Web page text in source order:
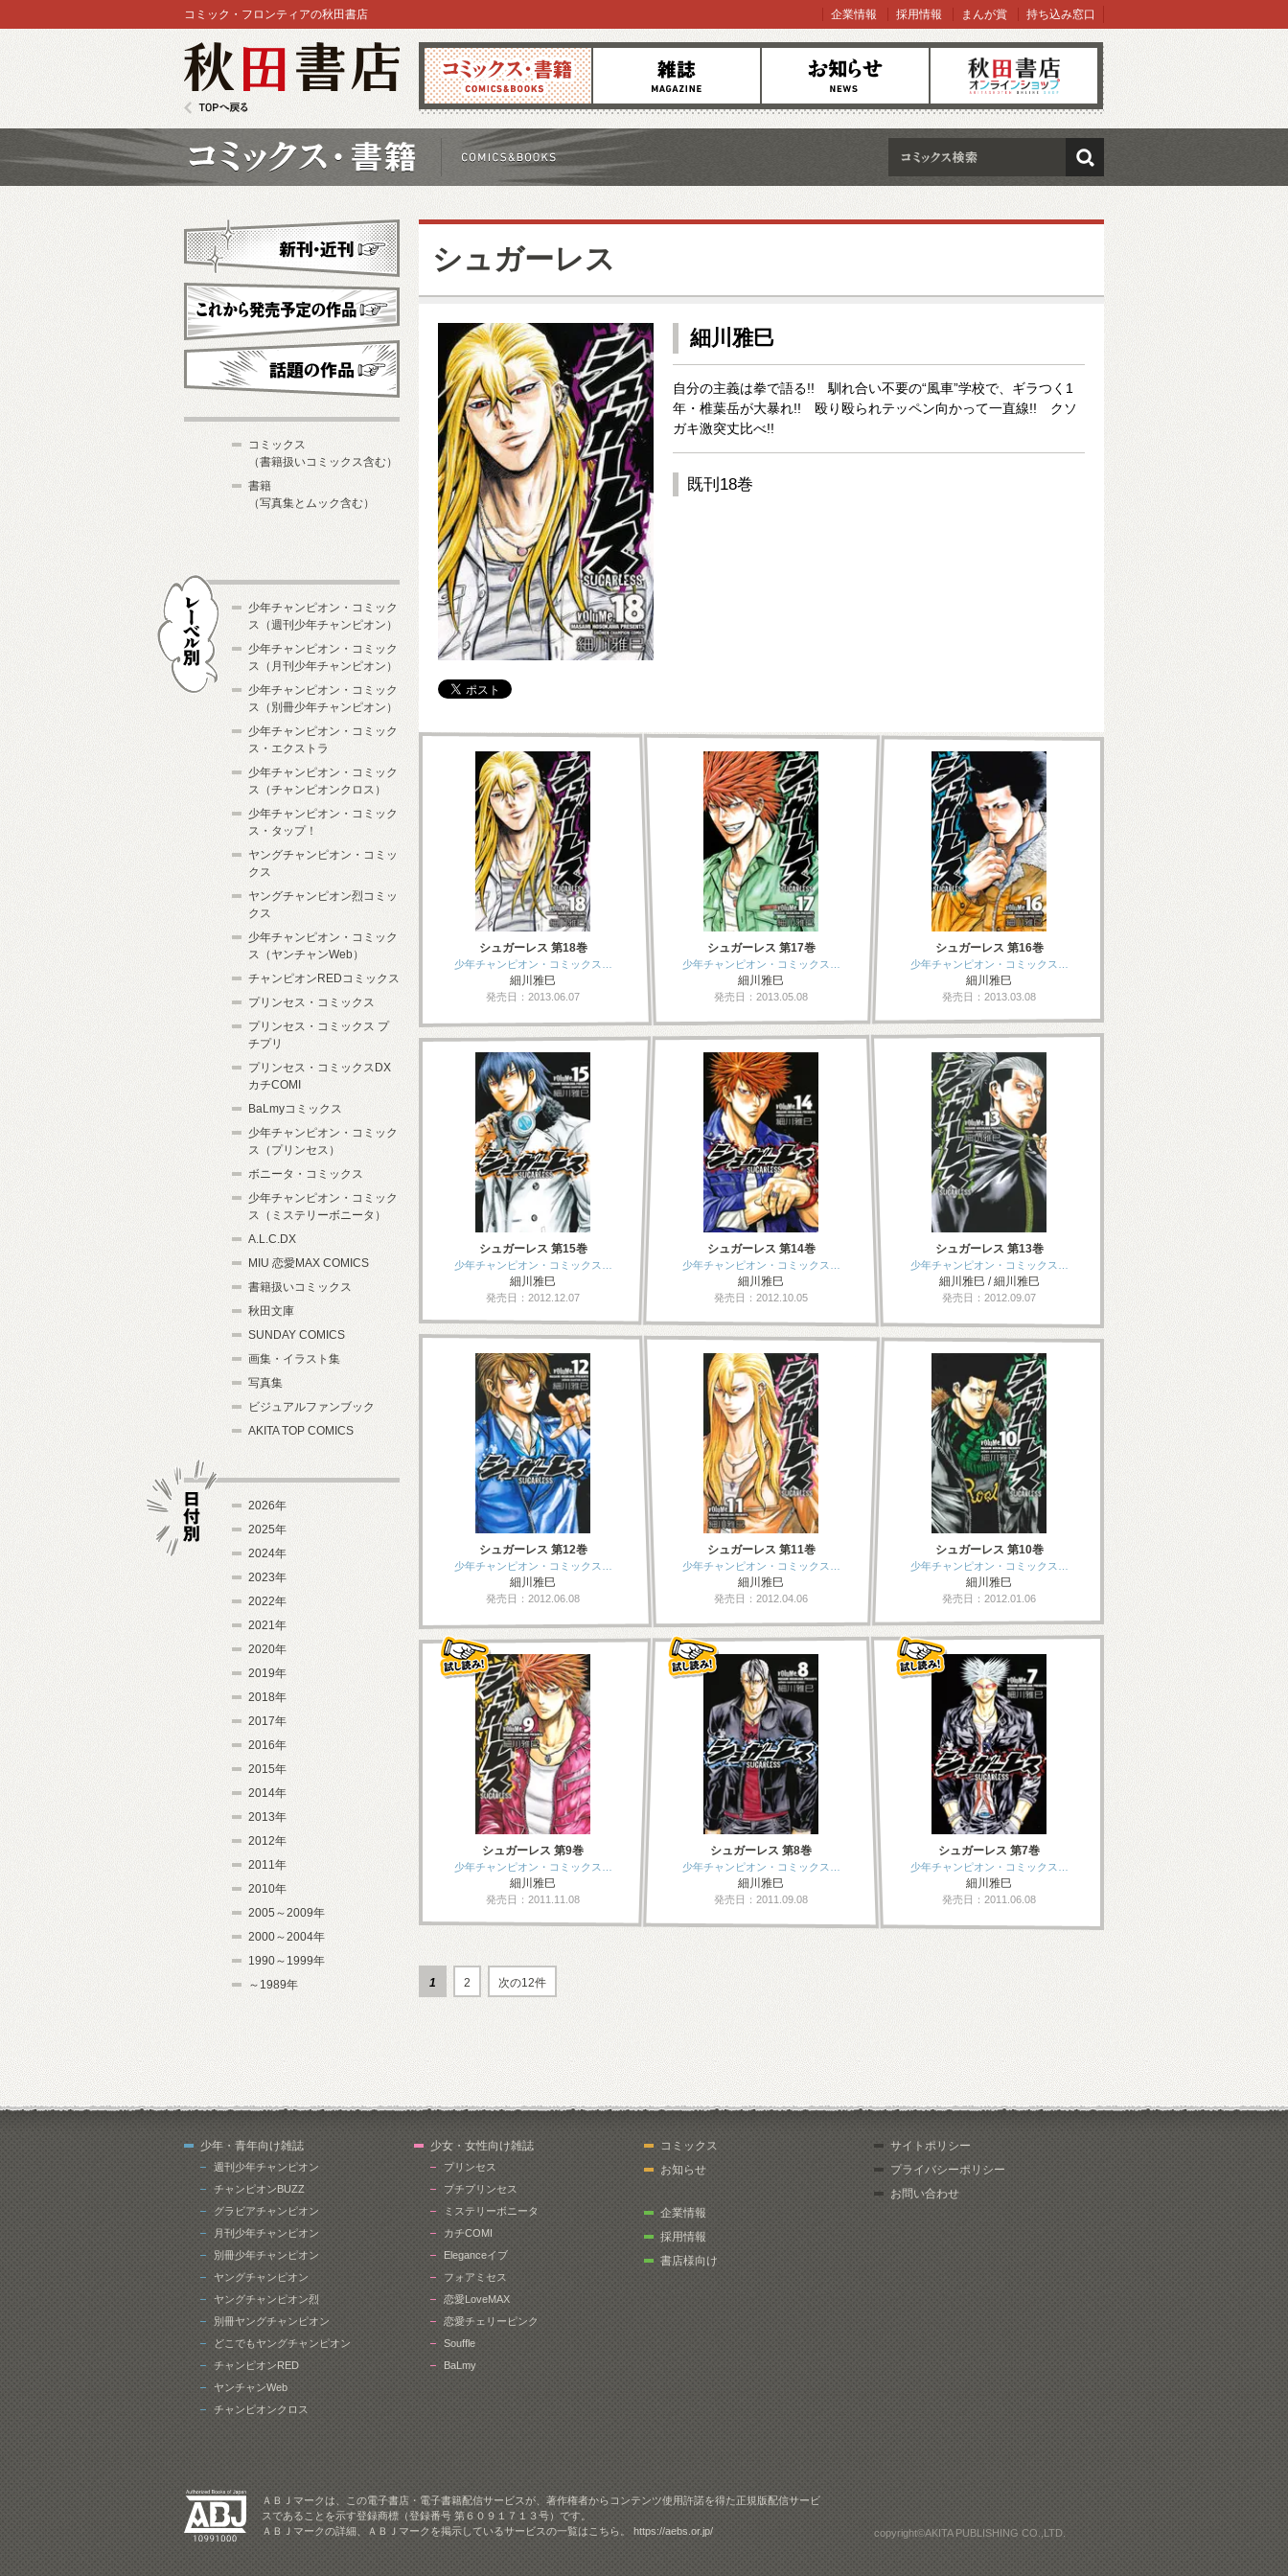
コミックス 雑誌 お知らせ オンラインショップ
コミック・フロンティアの秋田書店 企業情報 採用情報 まんが賞 持ち込み窓口
検索
シュガーレス
細川雅巳
自分の主義は拳で語る!! 馴れ合い不要の“風車”学校で、ギラつく1
年・椎葉岳が大暴れ!! 殴り殴られテッペン向かって一直線!! クソ
ガキ激突丈比べ!!
既刊18巻
シュガーレス 第18巻
少年チャンピオン・コミックス…
細川雅巳
発売日：2013.06.07
シュガーレス 第17巻
少年チャンピオン・コミックス…
細川雅巳
発売日：2013.05.08
シュガーレス 第16巻
少年チャンピオン・コミックス…
細川雅巳
発売日：2013.03.08
シュガーレス 第15巻
少年チャンピオン・コミックス…
細川雅巳
発売日：2012.12.07
シュガーレス 第14巻
少年チャンピオン・コミックス…
細川雅巳
発売日：2012.10.05
シュガーレス 第13巻
少年チャンピオン・コミックス…
細川雅巳 / 細川雅巳
発売日：2012.09.07
シュガーレス 第12巻
少年チャンピオン・コミックス…
細川雅巳
発売日：2012.06.08
シュガーレス 第11巻
少年チャンピオン・コミックス…
細川雅巳
発売日：2012.04.06
シュガーレス 第10巻
少年チャンピオン・コミックス…
細川雅巳
発売日：2012.01.06
シュガーレス 第9巻
少年チャンピオン・コミックス…
細川雅巳
発売日：2011.11.08
シュガーレス 第8巻
少年チャンピオン・コミックス…
細川雅巳
発売日：2011.09.08
シュガーレス 第7巻
少年チャンピオン・コミックス…
細川雅巳
発売日：2011.06.08
1 2 次の12件
新刊・近刊
これから発売予定
コミックス
（書籍扱いコミックス含む）
書籍
（写真集とムック含む）
少年チャンピオン・コミック
ス（週刊少年チャンピオン）
少年チャンピオン・コミック
ス（月刊少年チャンピオン）
少年チャンピオン・コミック
ス（別冊少年チャンピオン）
少年チャンピオン・コミック
ス・エクストラ
少年チャンピオン・コミック
ス（チャンピオンクロス）
少年チャンピオン・コミック
ス・タップ！
ヤングチャンピオン・コミッ
クス
ヤングチャンピオン烈コミッ
クス
少年チャンピオン・コミック
ス（ヤンチャンWeb）
チャンピオンREDコミックス
プリンセス・コミックス
プリンセス・コミックス プ
チプリ
プリンセス・コミックスDX
カチCOMI
BaLmyコミックス
少年チャンピオン・コミック
ス（プリンセス）
ボニータ・コミックス
少年チャンピオン・コミック
ス（ミステリーボニータ）
A.L.C.DX
MIU 恋愛MAX COMICS
書籍扱いコミックス
秋田文庫
SUNDAY COMICS
画集・イラスト集
写真集
ビジュアルファンブック
AKITA TOP COMICS
2026年
2025年
2024年
2023年
2022年
2021年
2020年
2019年
2018年
2017年
2016年
2015年
2014年
2013年
2012年
2011年
2010年
2005～2009年
2000～2004年
1990～1999年
～1989年
少年・青年向け雑誌
週刊少年チャンピオン
チャンピオンBUZZ
グラビアチャンピオン
月刊少年チャンピオン
別冊少年チャンピオン
ヤングチャンピオン
ヤングチャンピオン烈
別冊ヤングチャンピオン
どこでもヤングチャンピオン
チャンピオンRED
ヤンチャンWeb
チャンピオンクロス
少女・女性向け雑誌
プリンセス
プチプリンセス
ミステリーボニータ
カチCOMI
Eleganceイブ
フォアミセス
恋愛LoveMAX
恋愛チェリーピンク
Souffle
BaLmy
コミックス
お知らせ
企業情報
採用情報
書店様向け
サイトポリシー
プライバシーポリシー
お問い合わせ
ＡＢＪマークは、この電子書店・電子書籍配信サービスが、著作権者からコンテンツ使用許諾を得た正規版配信サービ
スであることを示す登録商標（登録番号 第６０９１７１３号）です。
ＡＢＪマークの詳細、ＡＢＪマークを掲示しているサービスの一覧はこちら。https://aebs.or.jp/ copyright©AKITA PUBLISHING CO.,LTD.